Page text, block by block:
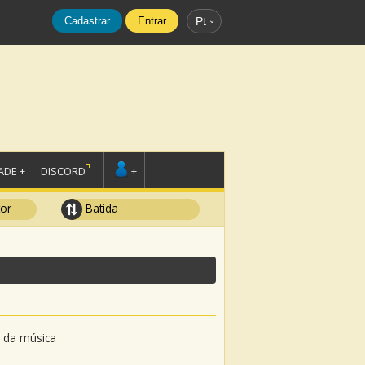
Cadastrar Entrar Pt
+ DISCORD +
Batida
música